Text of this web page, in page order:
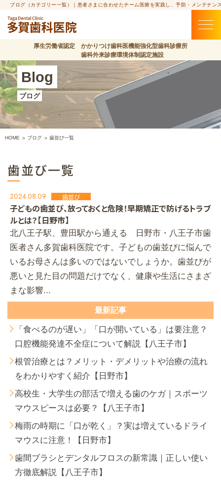
ブログ（カテゴリー一覧）｜患者さまに合わせたチーム医療を実践し、予防・メンテナン
厚生労働省認定 かかりつけ歯科医機能強化型歯科診療所
歯科外来診療環境体制認定施設
Blog
ブログ
HOME ブログ 歯並び一覧
歯並び一覧
2024.08.09 歯並び
子どもの歯並び、放っておくと危険！早期矯正で防げるトラブ
ルとは？【日野市】
北八王子駅、豊田駅から通える 日野市・八王子市歯
医者さん多賀歯科医院です。子どもの歯並びに悩んで
いるお母さんは多いのではないでしょうか。歯並びが
悪いと見た目の問題だけでなく、健康や生活にさまざ
まな影響...
最新記事
「食べるのが遅い」「口が開いている」は要注意？
口腔機能発達不全症について解説【八王子市】
根管治療とは？メリット・デメリットや治療の流れ
をわかりやすく紹介【日野市】
高校生・大学生の部活で増える歯のケガ｜スポーツ
マウスピースは必要？【八王子市】
梅雨の時期に「口が乾く」？実は増えているドライ
マウスに注意！【日野市】
歯間ブラシとデンタルフロスの新常識｜正しい使い
方徹底解説【八王子市】